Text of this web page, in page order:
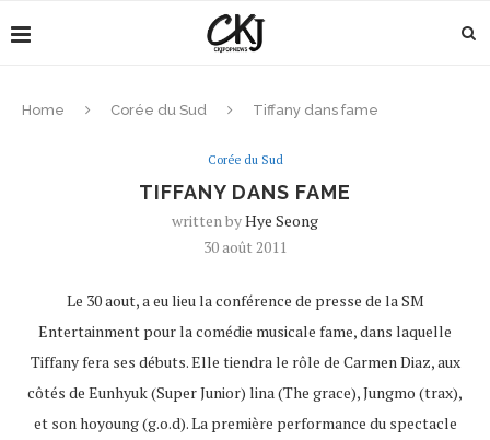
Home Corée du Sud Tiffany dans fame
Corée du Sud
TIFFANY DANS FAME
written byHye Seong
30 août 2011
Le 30 aout, a eu lieu la conférence de presse de la SM
Entertainment pour la comédie musicale fame, dans laquelle
Tiffany fera ses débuts. Elle tiendra le rôle de Carmen Diaz, aux
côtés de Eunhyuk (Super Junior) lina (The grace), Jungmo (trax),
et son hoyoung (g.o.d). La première performance du spectacle